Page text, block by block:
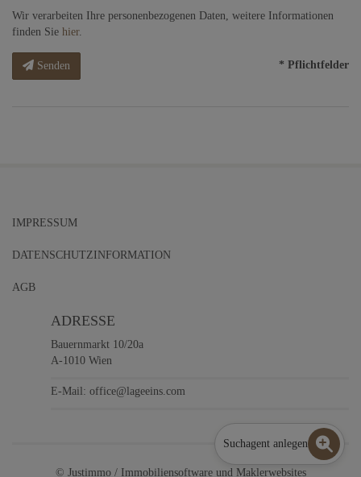
Wir verarbeiten Ihre personenbezogenen Daten, weitere Informationen
finden Sie hier.
Senden * Pflichtfelder
IMPRESSUM
DATENSCHUTZINFORMATION
AGB
ADRESSE
Bauernmarkt 10/20a
A-1010 Wien
E-Mail: office@lageeins.com
© Justimmo / Immobiliensoftwareund Maklerwebsites
Suchagent anlegen